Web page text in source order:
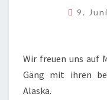
9.
Wir freuen uns auf
Gäng mit ihren
Alaska.